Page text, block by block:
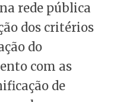
rede pública
dos critérios
do
com as
de